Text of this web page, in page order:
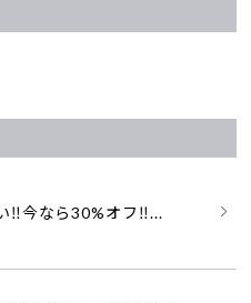
‼️今なら30%オフ‼...